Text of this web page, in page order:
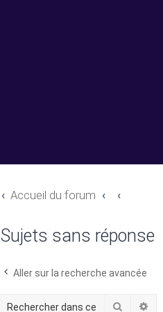
Accueil du forum
Sujets sans réponse
Aller sur la recherche avancée